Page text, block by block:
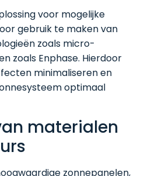
voor mogelijke
gebruik te maken van
zoals micro-
zoals Enphase. Hierdoor
minimaliseren en
optimaal
materialen
zonnepanelen,